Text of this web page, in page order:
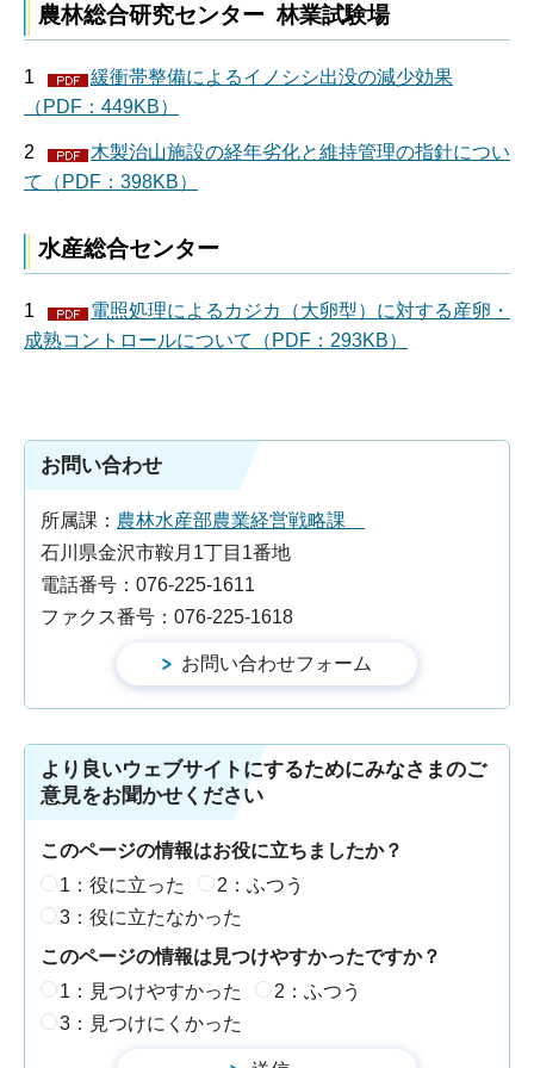
農林総合研究センター 林業試験場
1
緩衝帯整備によるイノシシ出没の減少効果
（PDF：449KB）
2
木製治山施設の経年劣化と維持管理の指針につい
て（PDF：398KB）
水産総合センター
1
電照処理によるカジカ（大卵型）に対する産卵・
成熟コントロールについて（PDF：293KB）
お問い合わせ
所属課： 農林水産部農業経営戦略課
石川県金沢市鞍月1丁目1番地
電話番号：076-225-1611
ファクス番号：076-225-1618
より良いウェブサイトにするためにみなさまのご
意見をお聞かせください
このページの情報はお役に立ちましたか？
1：役に立った
2：ふつう
3：役に立たなかった
このページの情報は見つけやすかったですか？
1：見つけやすかった
2：ふつう
3：見つけにくかった